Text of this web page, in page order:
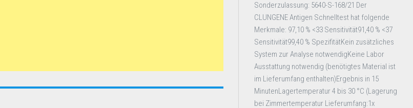
Sonderzulassung: 5640-S-168/21 Der
CLUNGENE Antigen Schnelltest hat folgende
Merkmale: 97,10 % <33 Sensitivität91,40 % <37
Sensitivität99,40 % SpezifitätKein zusätzliches
System zur Analyse notwendigKeine Labor
Ausstattung notwendig (benötigtes Material ist
im Lieferumfang enthalten)Ergebnis in 15
MinutenLagertemperatur 4 bis 30 °C (Lagerung
bei Zimmertemperatur Lieferumfang:1x